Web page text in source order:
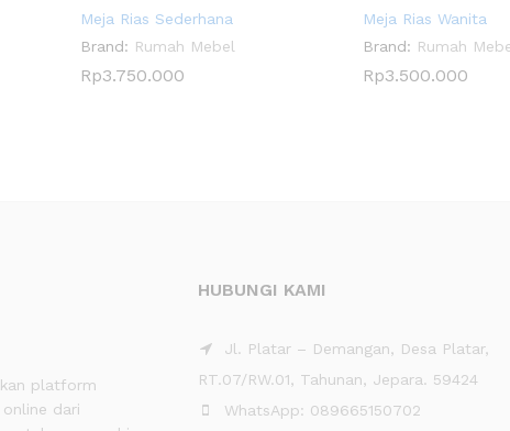
Meja Rias Sederhana
Brand: Rumah Mebel
Rp3.750.000
Meja Rias Wanita
Brand: Rumah
Rp3.500.000
platform
dari
HUBUNGI KAMI
Jl. Platar – Demangan, Desa Platar,
RT.07/RW.01, Tahunan, Jepara. 59424
WhatsApp: 089665150702